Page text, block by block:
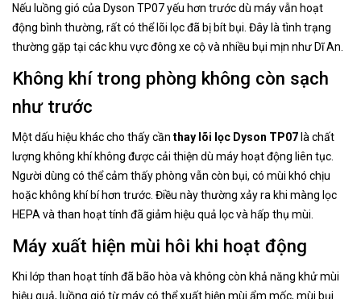
Nếu luồng gió của Dyson TP07 yếu hơn trước dù máy vẫn hoạt
động bình thường, rất có thể lõi lọc đã bị bít bụi. Đây là tình trạng
thường gặp tại các khu vực đông xe cộ và nhiều bụi mịn như Dĩ An.
Không khí trong phòng không còn sạch
như trước
Một dấu hiệu khác cho thấy cần thay lõi lọc Dyson TP07 là chất
lượng không khí không được cải thiện dù máy hoạt động liên tục.
Người dùng có thể cảm thấy phòng vẫn còn bụi, có mùi khó chịu
hoặc không khí bí hơn trước. Điều này thường xảy ra khi màng lọc
HEPA và than hoạt tính đã giảm hiệu quả lọc và hấp thụ mùi.
Máy xuất hiện mùi hôi khi hoạt động
Khi lớp than hoạt tính đã bão hòa và không còn khả năng khử mùi
hiệu quả, luồng gió từ máy có thể xuất hiện mùi ẩm mốc, mùi bụi